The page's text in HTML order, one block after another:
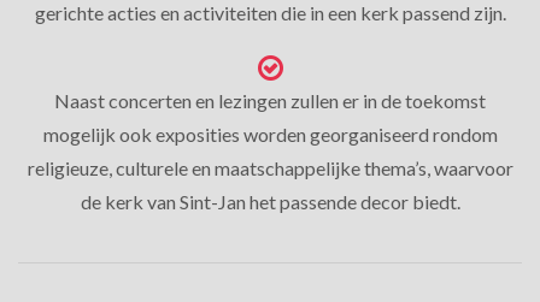
gerichte acties en activiteiten die in een kerk passend zijn.
Naast concerten en lezingen zullen er in de toekomst
mogelijk ook exposities worden georganiseerd rondom
religieuze, culturele en maatschappelijke thema’s, waarvoor
de kerk van Sint-Jan het passende decor biedt.